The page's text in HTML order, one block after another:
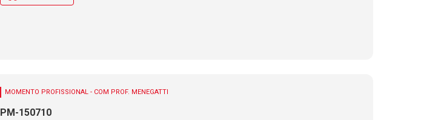
MOMENTO PROFISSIONAL - COM PROF. MENEGATTI
PM-150710